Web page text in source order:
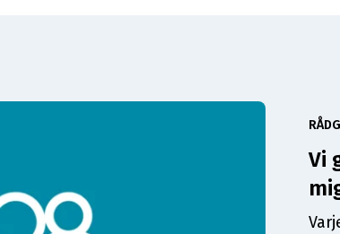
Vi